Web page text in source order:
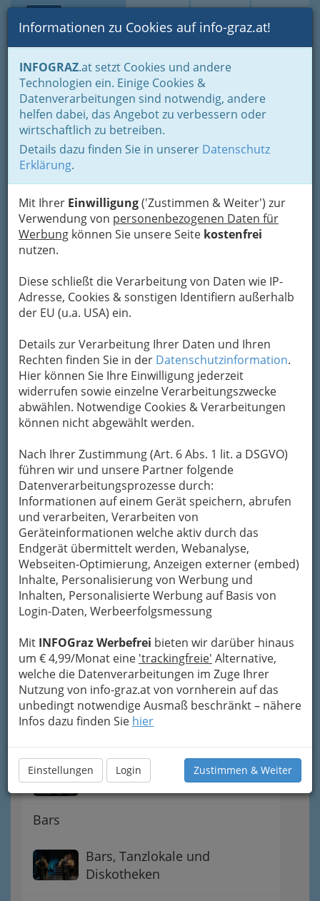
Suche Login Toggle
Informationen zu Cookies auf info-graz.at!
INFOGRAZ.at setzt Cookies und andere
Technologien ein. Einige Cookies &
Datenverarbeitungen sind notwendig, andere
helfen dabei, das Angebot zu verbessern oder
wirtschaftlich zu betreiben.
Details dazu finden Sie in unserer Datenschutz
Erklärung.
Mit Ihrer Einwilligung('Zustimmen & Weiter') zur
Verwendung von personenbezogenen Daten für
Werbung können Sie unsere Seite kostenfrei
nutzen.
Diese schließt die Verarbeitung von Daten wie IP-
Adresse, Cookies & sonstigen Identifiern außerhalb
der EU (u.a. USA) ein.
Details zur Verarbeitung Ihrer Daten und Ihren
Rechten finden Sie in der Datenschutzinformation.
Hier können Sie Ihre Einwilligung jederzeit
widerrufen sowie einzelne Verarbeitungszwecke
abwählen. Notwendige Cookies & Verarbeitungen
können nicht abgewählt werden.
Nach Ihrer Zustimmung (Art. 6 Abs. 1 lit. a DSGVO)
führen wir und unsere Partner folgende
Datenverarbeitungsprozesse durch:
Informationen auf einem Gerät speichern, abrufen
und verarbeiten, Verarbeiten von
Geräteinformationen welche aktiv durch das
Endgerät übermittelt werden, Webanalyse,
Webseiten-Optimierung, Anzeigen externer (embed)
Inhalte, Personalisierung von Werbung und
Inhalten, Personalisierte Werbung auf Basis von
Login-Daten, Werbeerfolgsmessung
Mit INFOGraz Werbefrei bieten wir darüber hinaus
um € 4,99/Monat eine 'trackingfreie' Alternative,
welche die Datenverarbeitungen im Zuge Ihrer
Nutzung von info-graz.at von vornherein auf das
unbedingt notwendige Ausmaß beschränkt – nähere
Infos dazu finden Sie hier
Einstellungen Login Zustimmen & Weiter
Home Branchen
Tourismus & Freizeitwirtschaft
Gastronomie
Kaffeerestaurant - Restaurantkaffee
DIE MÜHLE ein
„SchmuckStück“ Johann
Schmuck
Rathausplatz 2, 8510 Stainz
+43 664 238 28 60
Karte anzeigen
Navigation
Kaffeerestaurant -
Restaurantkaffee
Automatenausschank
Imbissstand - Imbissstube
Bars
Bars, Tanzlokale und
Diskotheken